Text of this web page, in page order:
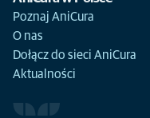
Poznaj AniCura
O nas
Dołącz do sieci AniCura
Aktualności